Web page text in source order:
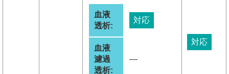
血液
透析:
対応
血液
濾過
透析:
―
対応